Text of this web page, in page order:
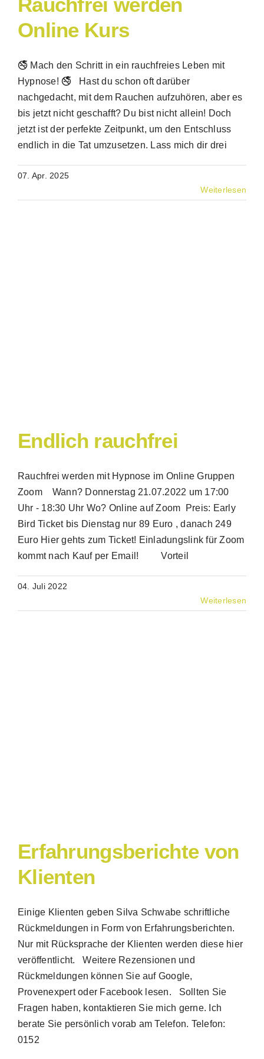
Online Kurs
🚭 Mach den Schritt in ein rauchfreies Leben mit
Hypnose! 🚭 Hast du schon oft darüber
nachgedacht, mit dem Rauchen aufzuhören, aber es
bis jetzt nicht geschafft? Du bist nicht allein! Doch
jetzt ist der perfekte Zeitpunkt, um den Entschluss
endlich in die Tat umzusetzen. Lass mich dir drei
07. Apr. 2025
Weiterlesen
Endlich rauchfrei
Rauchfrei werden mit Hypnose im Online Gruppen
Zoom Wann? Donnerstag 21.07.2022 um 17:00
Uhr - 18:30 Uhr Wo? Online auf Zoom Preis: Early
Bird Ticket bis Dienstag nur 89 Euro , danach 249
Euro Hier gehts zum Ticket! Einladungslink für Zoom
kommt nach Kauf per Email! Vorteil
04. Juli 2022
Weiterlesen
Erfahrungsberichte von
Klienten
Einige Klienten geben Silva Schwabe schriftliche
Rückmeldungen in Form von Erfahrungsberichten.
Nur mit Rücksprache der Klienten werden diese hier
veröffentlicht. Weitere Rezensionen und
Rückmeldungen können Sie auf Google,
Provenexpert oder Facebook lesen. Sollten Sie
Fragen haben, kontaktieren Sie mich gerne. Ich
berate Sie persönlich vorab am Telefon. Telefon:
0152